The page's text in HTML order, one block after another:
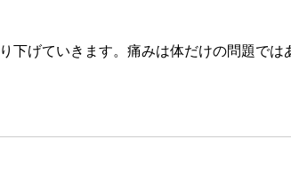
下げていきます。痛みは体だけの問題では